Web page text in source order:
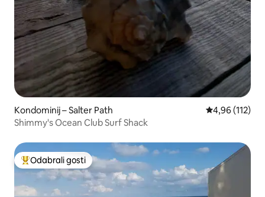
Kondominij – Salter Path Prosječna
4,96 (112)
Shimmy's Ocean Club Surf Shack
Među najviše rangiranima s oznakom „Odabrali gosti”
Odabrali gosti